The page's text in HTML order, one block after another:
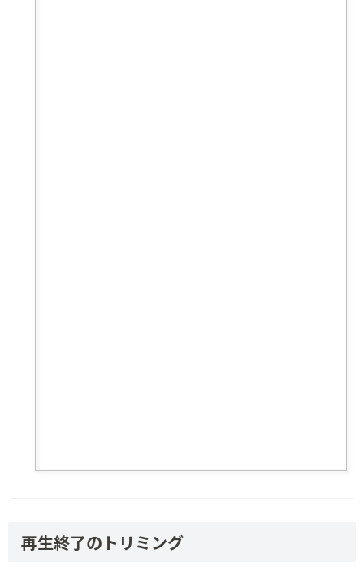
再生終了のトリミング